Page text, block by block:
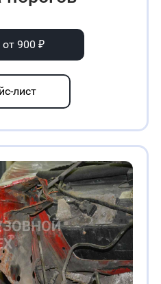
900 ₽
лист